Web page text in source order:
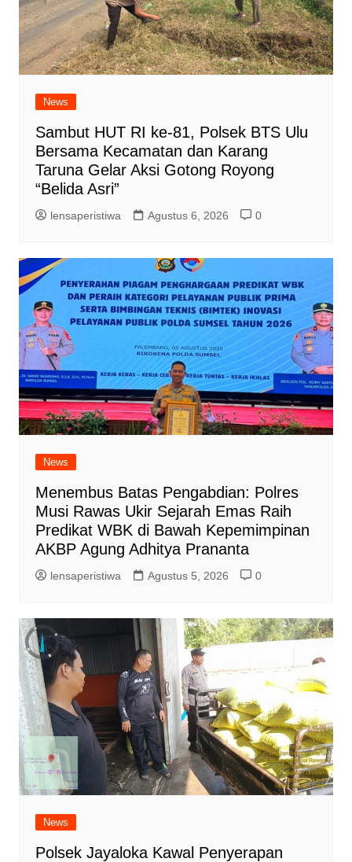
News
Sambut HUT RI ke-81, Polsek BTS Ulu
Bersama Kecamatan dan Karang
Taruna Gelar Aksi Gotong Royong
“Belida Asri”
lensaperistiwa Agustus 6, 2026 0
News
Menembus Batas Pengabdian: Polres
Musi Rawas Ukir Sejarah Emas Raih
Predikat WBK di Bawah Kepemimpinan
AKBP Agung Adhitya Prananta
lensaperistiwa Agustus 5, 2026 0
News
Polsek Jayaloka Kawal Penyerapan